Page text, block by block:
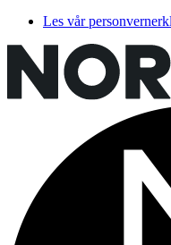
Les vår